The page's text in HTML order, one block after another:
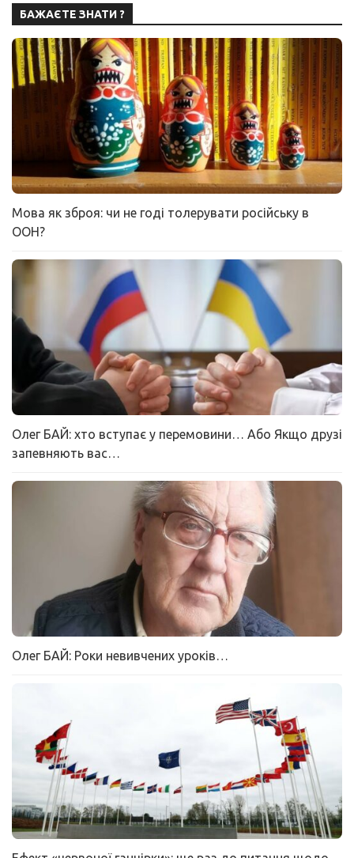
БАЖАЄТЕ ЗНАТИ ?
Мова як зброя: чи не годі толерувати російську в
ООН?
Олег БАЙ: хто вступає у перемовини… Або Якщо друзі
запевняють вас…
Олег БАЙ: Роки невивчених уроків…